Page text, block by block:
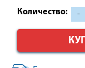
Количество: -